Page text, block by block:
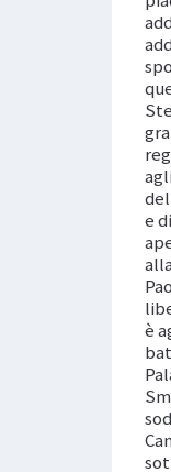
e
è